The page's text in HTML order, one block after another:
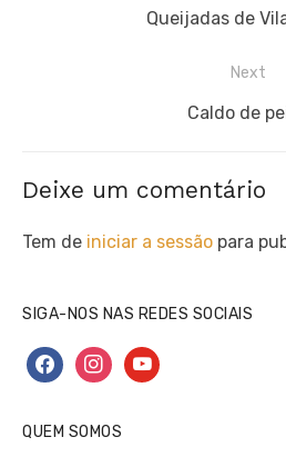
Previous
Queijadas de
Next
Next
Caldo de
Deixe um comentário
Tem de iniciar a sessão para
SIGA-NOS NAS REDES SOCIAIS
facebookinstagramyoutube
QUEM SOMOS